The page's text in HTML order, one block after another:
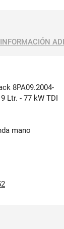
INFORMACIÓN
8PA09.2004-
Ltr. - 77 kW TDI
mano